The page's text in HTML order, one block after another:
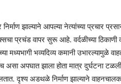
झाल्याने आपल्या नेत्यांच्या प्रचार
प्रचंड वापर सुरू आहे. वर्दळीच्या
मध्यभागी भव्यदिव्य कमानी उभारल्यामुळे
असा अपघात झाला होता मात्र दुर्घटना
दृश्य अडथळे निर्माण झाल्याने